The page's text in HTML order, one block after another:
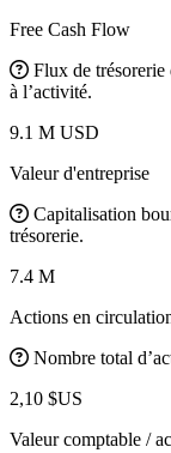
Free Cash Flow
Flux de trésorerie
à l’activité.
9.1 M USD
Valeur d'entreprise
Capitalisation
trésorerie.
7.4 M
Actions en
Nombre total
2,10 $US
Valeur comptable /